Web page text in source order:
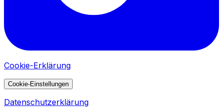
Cookie-Erklärung
Cookie-Einstellungen
Datenschutzerklärung